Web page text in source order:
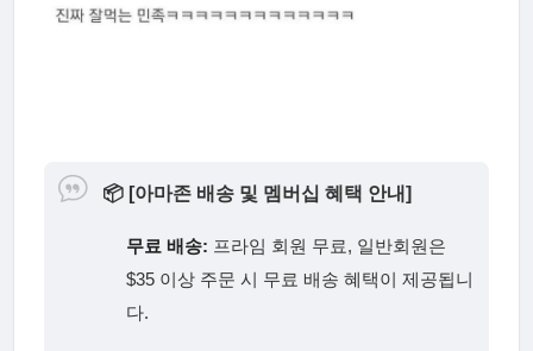
📦 [아마존 배송 및 멤버십 혜택 안내]
무료 배송: 프라임 회원 무료, 일반회원은
$35 이상 주문 시 무료 배송 혜택이 제공됩니
다.